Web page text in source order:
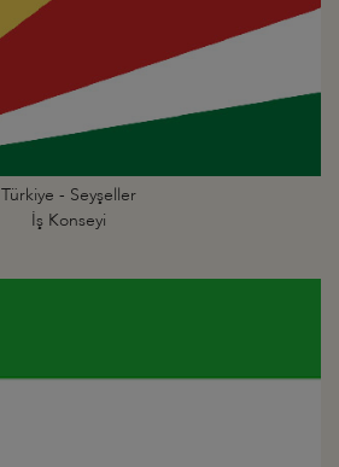
Türkiye - Seyşeller
İş Konseyi